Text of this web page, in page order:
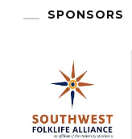
SPONSORS